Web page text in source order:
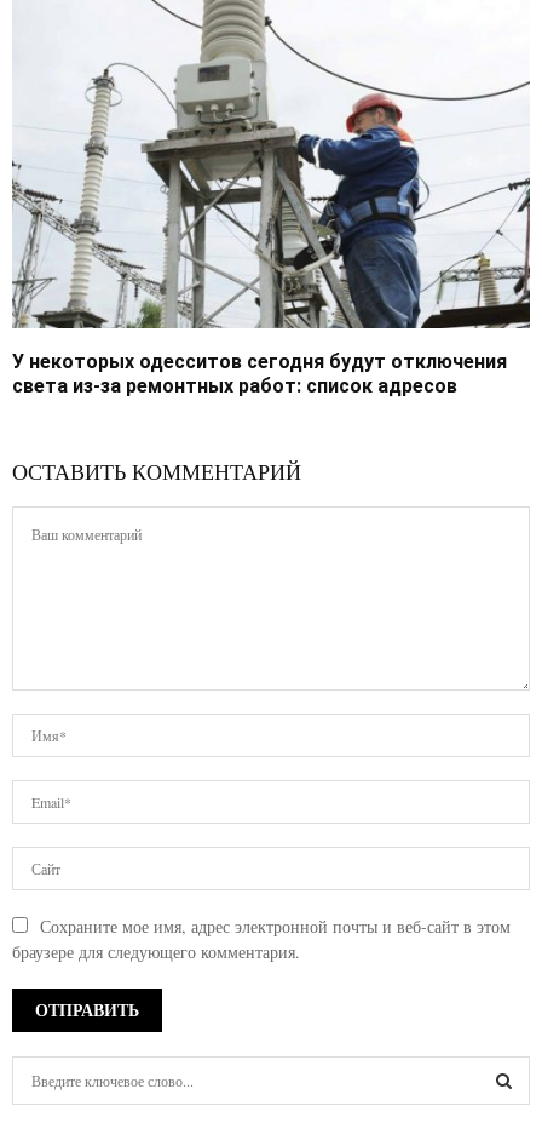
У некоторых одесситов сегодня будут отключения
света из-за ремонтных работ: список адресов
ОСТАВИТЬ КОММЕНТАРИЙ
Сохраните мое имя, адрес электронной почты и веб-сайт в этом
браузере для следующего комментария.